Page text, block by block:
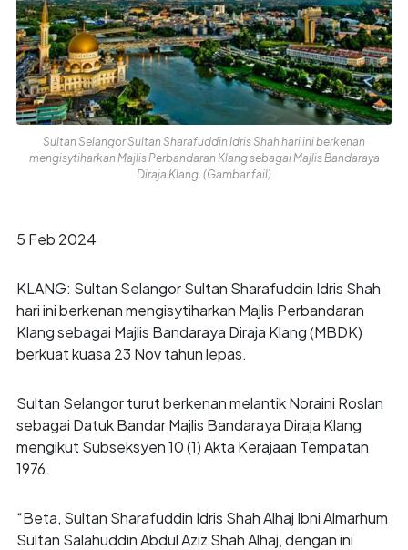
Sultan Selangor Sultan Sharafuddin Idris Shah hari ini berkenan
mengisytiharkan Majlis Perbandaran Klang sebagai Majlis Bandaraya
Diraja Klang. (Gambar fail)
5 Feb 2024
KLANG: Sultan Selangor Sultan Sharafuddin Idris Shah
hari ini berkenan mengisytiharkan Majlis Perbandaran
Klang sebagai Majlis Bandaraya Diraja Klang (MBDK)
berkuat kuasa 23 Nov tahun lepas.
Sultan Selangor turut berkenan melantik Noraini Roslan
sebagai Datuk Bandar Majlis Bandaraya Diraja Klang
mengikut Subseksyen 10 (1) Akta Kerajaan Tempatan
1976.
“Beta, Sultan Sharafuddin Idris Shah Alhaj Ibni Almarhum
Sultan Salahuddin Abdul Aziz Shah Alhaj, dengan ini